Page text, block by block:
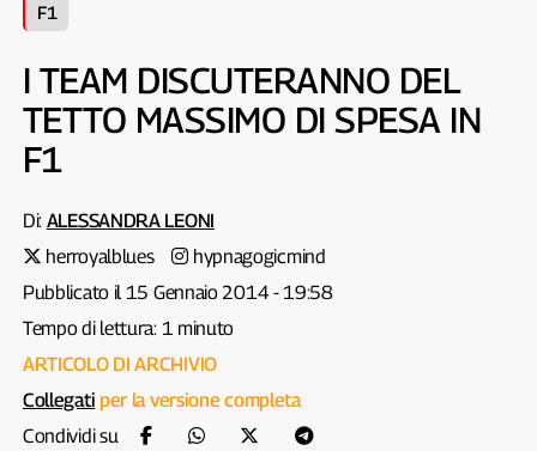
F1
I TEAM DISCUTERANNO DEL
TETTO MASSIMO DI SPESA IN
F1
Di: ALESSANDRA LEONI
herroyalblues
hypnagogicmind
Pubblicato il 15 Gennaio 2014 - 19:58
Tempo di lettura: 1 minuto
ARTICOLO DI ARCHIVIO
Collegati per la versione completa
Condividi su